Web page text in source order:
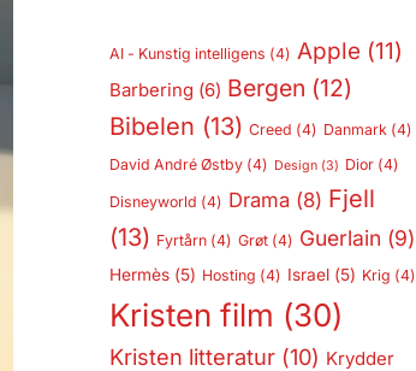
AI - Kunstig intelligens (4) Apple (11)
Barbering (6) Bergen (12)
Bibelen (13) Creed (4) Danmark (4)
David André Østby(4) Design(3) Dior(4)
Disneyworld (4) Drama (8) Fjell
(13) Fyrtårn(4) Grøt(4) Guerlain (9)
Hermès(5) Hosting (4) Israel(5) Krig (4)
Kristen film (30)
Kristen litteratur(10) Krydder